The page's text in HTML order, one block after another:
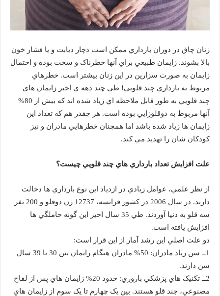
زنان چاق در دوران بارداري ممکن است دچار ديابت و يا فشار خون
بالا بشوند. زايمان طبيعي براي آنها خطرناک و سخت بوده و احتمال
زايمان به صورت سزارين در اين زنان بيشتر است. خطرهاي
مربوط به بارداري چند قلويي! طي چند دهه ي اخير زايمان هاي
چند قلويي به طور قابل ملاحظه اي زياد شده اند که بيش از 80%
آنها مربوط به دوقلوزايي بوده است. هر چقدر هم که تعداد اين
زايمان ها زياد شده باشد اما همچنان خطرهايي مادران و نيز
کودکان شان را تهديد مي کند.
علت افزايش تعداد بارداري هاي چند قلويي چيست؟
از نظر علمي، عوامل زيادي در ازدياد اين نوع بارداري ها دخالت
دارند. در سال 2006 در کشور فرانسه، 12737 زن دوقلو و 200 نفر
سه قلو به دنيا آوردند. طي 35 سال اخير اين گونه حاملگي ها
افزايش يافته است.
دو علت اصلي اين رشد آمار از اين قرار است:
1ــ سن زياد مادران: 50% مادران هنگام زايمان بين 30 تا 39 سال
سن دارند.
2ــ تکنيک هاي پزشکي باروري: حدود 20% زايمان هاي پس از لقاح
مصنوعي، چند قلو هستند. بين يک چهارم تا يک سوم از زايمان هاي